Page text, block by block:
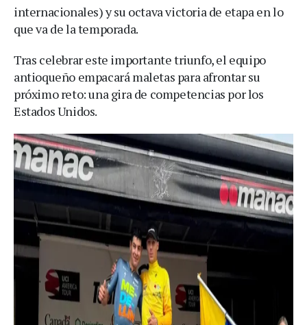
internacionales) y su octava victoria de etapa en lo
que va de la temporada.
Tras celebrar este importante triunfo, el equipo
antioqueño empacará maletas para afrontar su
próximo reto: una gira de competencias por los
Estados Unidos.